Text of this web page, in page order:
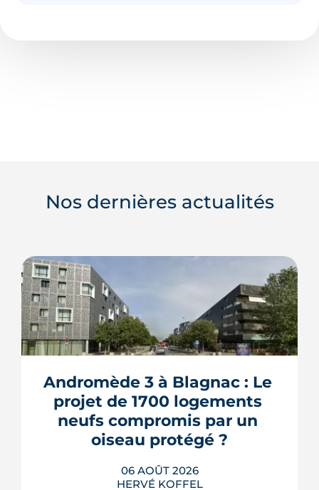
Nos dernières actualités
Andromède 3 à Blagnac : Le
projet de 1700 logements
neufs compromis par un
oiseau protégé ?
06 AOÛT 2026
HERVÉ KOFFEL